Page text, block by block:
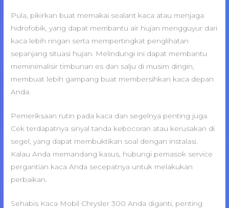
Pula, pikirkan buat memakai sealant kaca atau menjaga
hidrofobik, yang dapat membantu air hujan mengguyur dari
kaca lebih ringan serta mempertingkat penglihatan
sepanjang situasi hujan. Melindungi ini dapat membantu
meminimalisir timbunan es dan salju di musim dingin,
membuat lebih gampang buat membersihkan kaca depan
Anda.
Pemeriksaan rutin pada kaca dan segelnya penting juga.
Cek terdapatnya sinyal tanda kebocoran atau kerusakan di
segel, yang dapat membuktikan soal dengan instalasi.
Kalau Anda memandang kasus, hubungi pemasok service
pergantian kaca Anda secepatnya untuk melakukan
perbaikan.
Sehabis Kaca Mobil Chrysler 300 Anda diganti, penting